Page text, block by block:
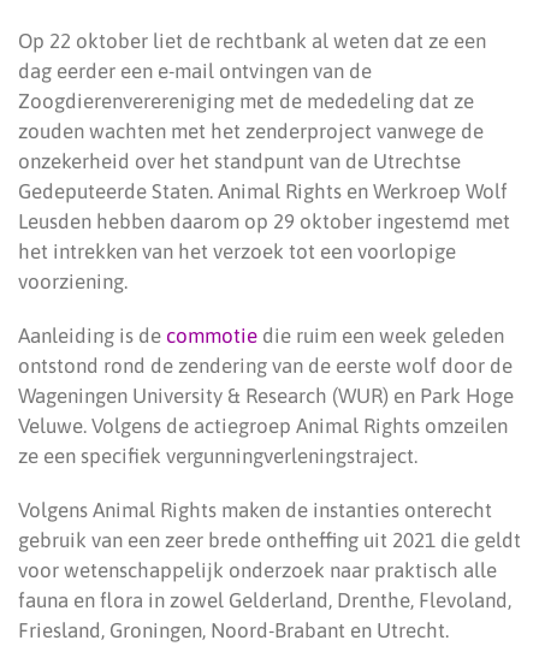
Op 22 oktober liet de rechtbank al weten dat ze een
dag eerder een e-mail ontvingen van de
Zoogdierenverereniging met de mededeling dat ze
zouden wachten met het zenderproject vanwege de
onzekerheid over het standpunt van de Utrechtse
Gedeputeerde Staten. Animal Rights en Werkroep Wolf
Leusden hebben daarom op 29 oktober ingestemd met
het intrekken van het verzoek tot een voorlopige
voorziening.
Aanleiding is de commotie die ruim een week geleden
ontstond rond de zendering van de eerste wolf door de
Wageningen University & Research (WUR) en Park Hoge
Veluwe. Volgens de actiegroep Animal Rights omzeilen
ze een specifiek vergunningverleningstraject.
Volgens Animal Rights maken de instanties onterecht
gebruik van een zeer brede ontheffing uit 2021 die geldt
voor wetenschappelijk onderzoek naar praktisch alle
fauna en flora in zowel Gelderland, Drenthe, Flevoland,
Friesland, Groningen, Noord-Brabant en Utrecht.